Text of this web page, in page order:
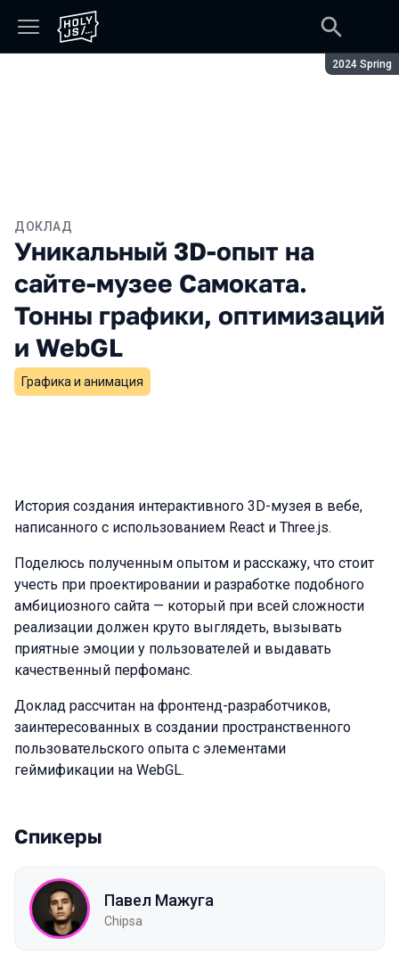
Сезон:
2024 Spring
ДОКЛАД
Уникальный 3D-опыт на
сайте-музее Самоката.
Тонны графики, оптимизаций
и WebGL
Графика и анимация
История создания интерактивного 3D-музея в вебе,
написанного с использованием React и Three.js.
Поделюсь полученным опытом и расскажу, что стоит
учесть при проектировании и разработке подобного
амбициозного сайта — который при всей сложности
реализации должен круто выглядеть, вызывать
приятные эмоции у пользователей и выдавать
качественный перфоманс.
Доклад рассчитан на фронтенд-разработчиков,
заинтересованных в создании пространственного
пользовательского опыта с элементами
геймификации на WebGL.
Спикеры
Павел Мажуга
Chipsa